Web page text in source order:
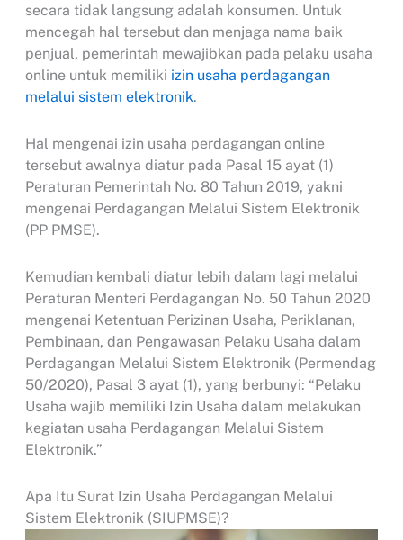
secara tidak langsung adalah konsumen. Untuk
mencegah hal tersebut dan menjaga nama baik
penjual, pemerintah mewajibkan pada pelaku usaha
online untuk memiliki izin usaha perdagangan
melalui sistem elektronik.
Hal mengenai izin usaha perdagangan online
tersebut awalnya diatur pada Pasal 15 ayat (1)
Peraturan Pemerintah No. 80 Tahun 2019, yakni
mengenai Perdagangan Melalui Sistem Elektronik
(PP PMSE).
Kemudian kembali diatur lebih dalam lagi melalui
Peraturan Menteri Perdagangan No. 50 Tahun 2020
mengenai Ketentuan Perizinan Usaha, Periklanan,
Pembinaan, dan Pengawasan Pelaku Usaha dalam
Perdagangan Melalui Sistem Elektronik (Permendag
50/2020), Pasal 3 ayat (1), yang berbunyi: “Pelaku
Usaha wajib memiliki Izin Usaha dalam melakukan
kegiatan usaha Perdagangan Melalui Sistem
Elektronik.”
Apa Itu Surat Izin Usaha Perdagangan Melalui
Sistem Elektronik (SIUPMSE)?